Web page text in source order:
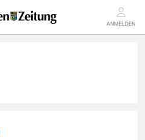
ANMELDEN